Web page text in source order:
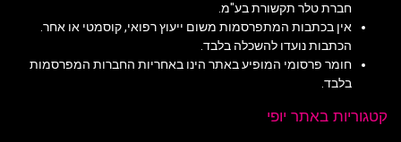
חברת טלר תקשורת בע"מ.
אין בכתבות המתפרסמות משום ייעוץ רפואי, קוסמטי או אחר.
הכתבות נועדו להשכלה בלבד.
חומר פרסומי המופיע באתר הינו באחריות החברות המפרסמות
בלבד.
קטגוריות באתר יופי